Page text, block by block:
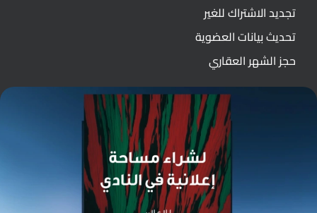
تجديد الاشتراك للغير
تحديث بيانات العضوية
حجز الشهر العقاري